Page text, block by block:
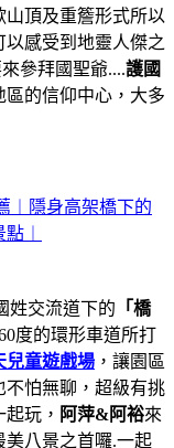
頂及重簷形式所以
感受到地靈人傑之
參拜國聖爺....護國
區的信仰中心，大多
︱隱身高架橋下的
︱
姓交流道下的 「橋
度的環形車道所打
兒童遊戲場 ，讓園區
不怕無聊，超級有挑
玩， 阿萍&阿裕來
美八景之首囉.一起